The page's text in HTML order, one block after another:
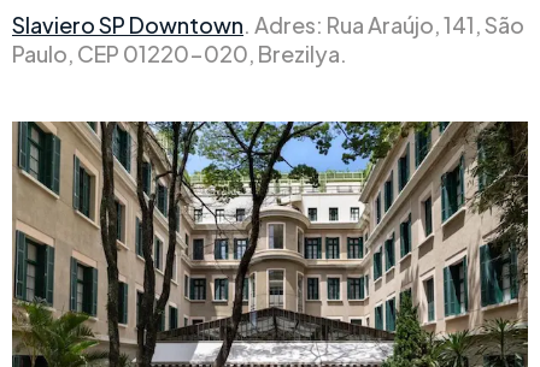
Slaviero SP Downtown. Adres: Rua Araújo, 141, São
Paulo, CEP 01220-020, Brezilya.